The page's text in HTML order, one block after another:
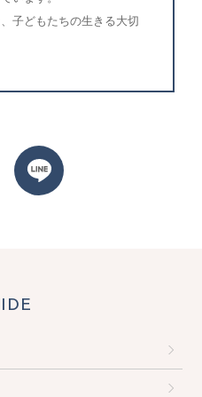
子どもたちの生きる大切